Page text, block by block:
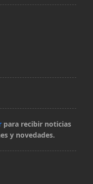
para recibir noticias
y novedades.